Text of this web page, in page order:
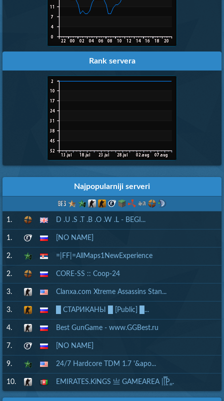
Rank servera
Najpopularniji serveri
1. D .U .S .T .B .O .W .L - BEGI...
1. [NO NAME]
2. =|FF|=AllMaps1NewExperience
2. CORE-SS :: Coop-24
3. Clanxa.com Xtreme Assassins Stan...
3. █ СТАРИКАНЫ █ [Public] █...
4. Best GunGame - www.GGBest.ru
7. [NO NAME]
9. 24/7 Hardcore TDM 1.7 '&apo...
10. EMIRATES.KiNGS 亗 GAMEAREA ||͇̿P͇...